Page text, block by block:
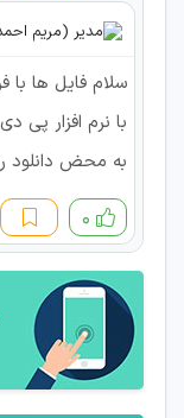
سلام فایل ها
با نرم افزار
به محض
۰